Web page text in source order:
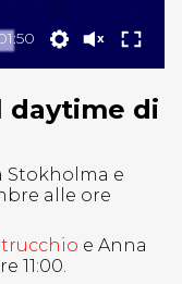
daytime di
Stokholma e
alle ore
e Anna
11:00.